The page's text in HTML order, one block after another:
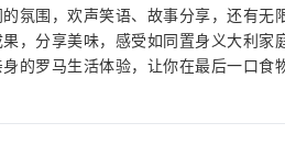
氛围，欢声笑语、故事分享，还有无
，分享美味，感受如同置身义大利家
的罗马生活体验，让你在最后一口食